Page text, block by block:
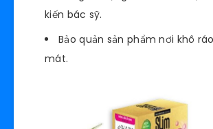
kiến bác sỹ.
Bảo quản sản phẩm nơi khô
mát.